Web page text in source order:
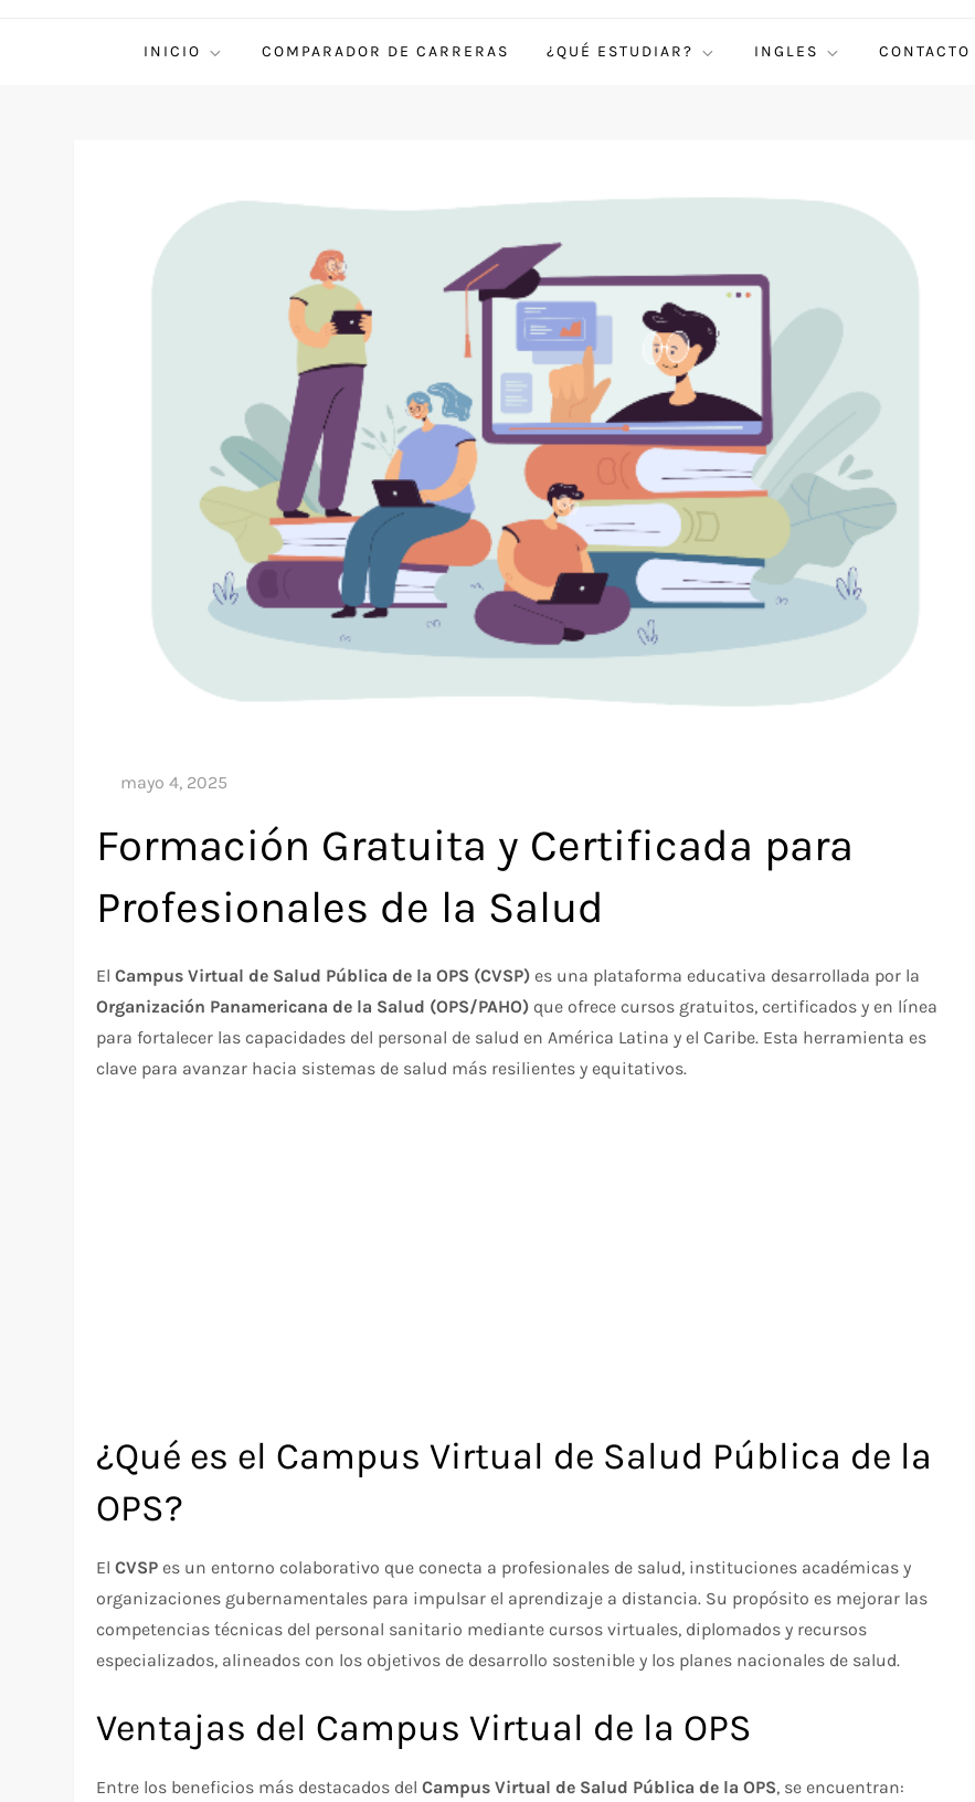
INICIO COMPARADOR DE CARRERAS ¿QUÉ ESTUDIAR? INGLES CONTACTO
Formación Gratuita y Certificada para
Profesionales de la Salud
ElCampus Virtual de Salud Pública de la OPS (CVSP) es una plataforma educativa desarrollada por la
Organización Panamericana de la Salud (OPS/PAHO) que ofrece cursos gratuitos, certificados y en línea
para fortalecer las capacidades del personal de salud en América Latina y el Caribe. Esta herramienta es
clave para avanzar hacia sistemas de salud más resilientes y equitativos.
¿Qué es el Campus Virtual de Salud Pública de la
OPS?
ElCVSP es un entorno colaborativo que conecta a profesionales de salud, instituciones académicas y
organizaciones gubernamentales para impulsar el aprendizaje a distancia. Su propósito es mejorar las
competencias técnicas del personal sanitario mediante cursos virtuales, diplomados y recursos
especializados, alineados con los objetivos de desarrollo sostenible y los planes nacionales de salud.
Ventajas del Campus Virtual de la OPS
Entre los beneficios más destacados delCampus Virtual de Salud Pública de la OPS, se encuentran: